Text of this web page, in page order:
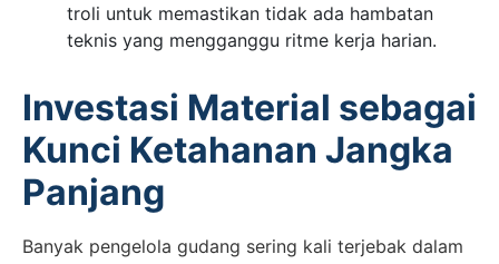
troli untuk memastikan tidak ada hambatan
teknis yang mengganggu ritme kerja harian.
Investasi Material sebagai
Kunci Ketahanan Jangka
Panjang
Banyak pengelola gudang sering kali terjebak dalam